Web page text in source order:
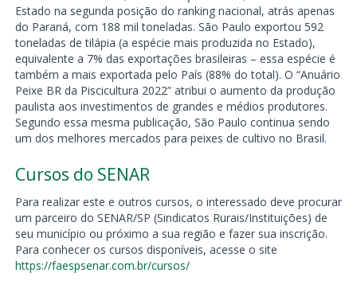
Estado na segunda posição do ranking nacional, atrás apenas
do Paraná, com 188 mil toneladas. São Paulo exportou 592
toneladas de tilápia (a espécie mais produzida no Estado),
equivalente a 7% das exportações brasileiras – essa espécie é
também a mais exportada pelo País (88% do total). O “Anuário
Peixe BR da Piscicultura 2022” atribui o aumento da produção
paulista aos investimentos de grandes e médios produtores.
Segundo essa mesma publicação, São Paulo continua sendo
um dos melhores mercados para peixes de cultivo no Brasil.
Cursos do SENAR
Para realizar este e outros cursos, o interessado deve procurar
um parceiro do SENAR/SP (Sindicatos Rurais/Instituições) de
seu município ou próximo a sua região e fazer sua inscrição.
Para conhecer os cursos disponíveis, acesse o site
https://faespsenar.com.br/cursos/